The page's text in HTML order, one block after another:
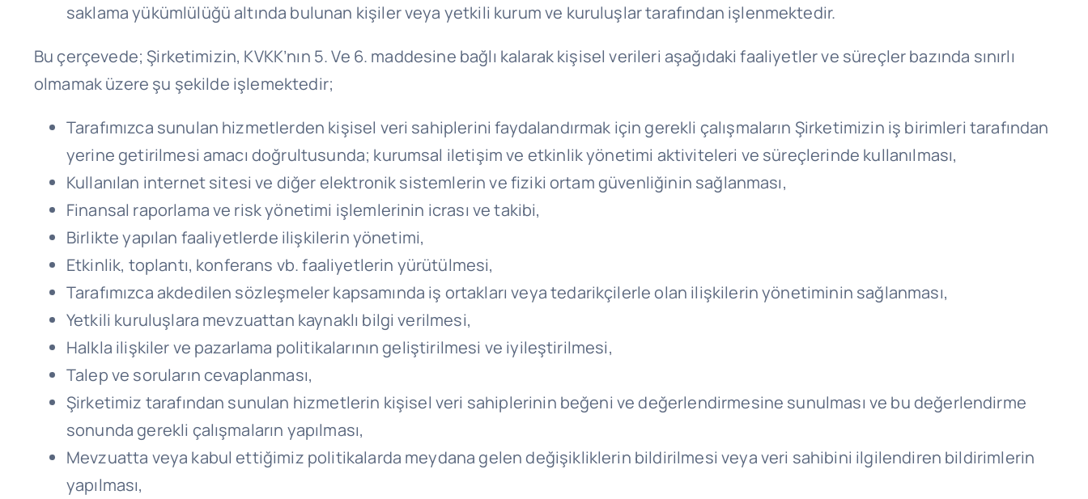
saklama yükümlülüğü altında bulunan kişiler veya yetkili kurum ve kuruluşlar tarafından işlenmektedir.
Bu çerçevede; Şirketimizin, KVKK’nın 5. Ve 6. maddesine bağlı kalarak kişisel verileri aşağıdaki faaliyetler ve süreçler bazında sınırlı
olmamak üzere şu şekilde işlemektedir;
Tarafımızca sunulan hizmetlerden kişisel veri sahiplerini faydalandırmak için gerekli çalışmaların Şirketimizin iş birimleri tarafından
yerine getirilmesi amacı doğrultusunda; kurumsal iletişim ve etkinlik yönetimi aktiviteleri ve süreçlerinde kullanılması,
Kullanılan internet sitesi ve diğer elektronik sistemlerin ve fiziki ortam güvenliğinin sağlanması,
Finansal raporlama ve risk yönetimi işlemlerinin icrası ve takibi,
Birlikte yapılan faaliyetlerde ilişkilerin yönetimi,
Etkinlik, toplantı, konferans vb. faaliyetlerin yürütülmesi,
Tarafımızca akdedilen sözleşmeler kapsamında iş ortakları veya tedarikçilerle olan ilişkilerin yönetiminin sağlanması,
Yetkili kuruluşlara mevzuattan kaynaklı bilgi verilmesi,
Halkla ilişkiler ve pazarlama politikalarının geliştirilmesi ve iyileştirilmesi,
Talep ve soruların cevaplanması,
Şirketimiz tarafından sunulan hizmetlerin kişisel veri sahiplerinin beğeni ve değerlendirmesine sunulması ve bu değerlendirme
sonunda gerekli çalışmaların yapılması,
Mevzuatta veya kabul ettiğimiz politikalarda meydana gelen değişikliklerin bildirilmesi veya veri sahibini ilgilendiren bildirimlerin
yapılması,